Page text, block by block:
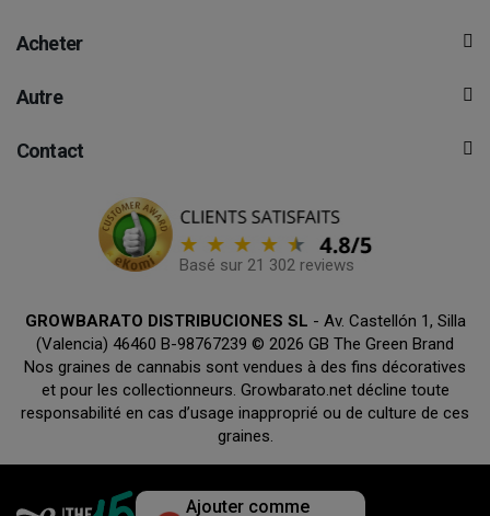
Acheter
Autre
Contact
Basé sur 21 302 reviews
GROWBARATO DISTRIBUCIONES SL - Av. Castellón 1, Silla
(Valencia) 46460 B-98767239 © 2026 GB The Green Brand
Nos graines de cannabis sont vendues à des fins décoratives
et pour les collectionneurs. Growbarato.net décline toute
responsabilité en cas d’usage inapproprié ou de culture de ces
graines.
Ajouter comme